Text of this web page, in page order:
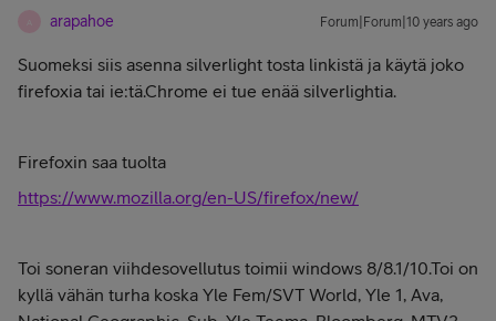
arapahoe Forum|Forum|10 years ago
Suomeksi siis asenna silverlight tosta linkistä ja käytä joko
firefoxia tai ie:tä.Chrome ei tue enää silverlightia.
Firefoxin saa tuolta
https://www.mozilla.org/en-US/firefox/new/
Toi soneran viihdesovellutus toimii windows 8/8.1/10.Toi on
kyllä vähän turha koska Yle Fem/SVT World, Yle 1, Ava,